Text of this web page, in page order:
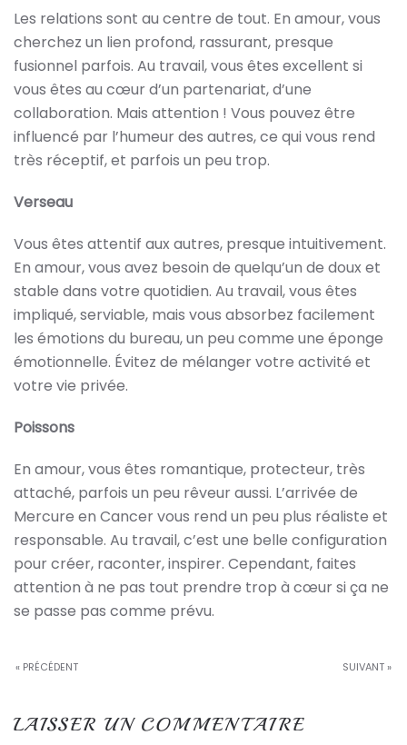
Les relations sont au centre de tout. En amour, vous
cherchez un lien profond, rassurant, presque
fusionnel parfois. Au travail, vous êtes excellent si
vous êtes au cœur d’un partenariat, d’une
collaboration. Mais attention ! Vous pouvez être
influencé par l’humeur des autres, ce qui vous rend
très réceptif, et parfois un peu trop.
Verseau
Vous êtes attentif aux autres, presque intuitivement.
En amour, vous avez besoin de quelqu’un de doux et
stable dans votre quotidien. Au travail, vous êtes
impliqué, serviable, mais vous absorbez facilement
les émotions du bureau, un peu comme une éponge
émotionnelle. Évitez de mélanger votre activité et
votre vie privée.
Poissons
En amour, vous êtes romantique, protecteur, très
attaché, parfois un peu rêveur aussi. L’arrivée de
Mercure en Cancer vous rend un peu plus réaliste et
responsable. Au travail, c’est une belle configuration
pour créer, raconter, inspirer. Cependant, faites
attention à ne pas tout prendre trop à cœur si ça ne
se passe pas comme prévu.
« PRÉCÉDENT SUIVANT »
LAISSER UN COMMENTAIRE